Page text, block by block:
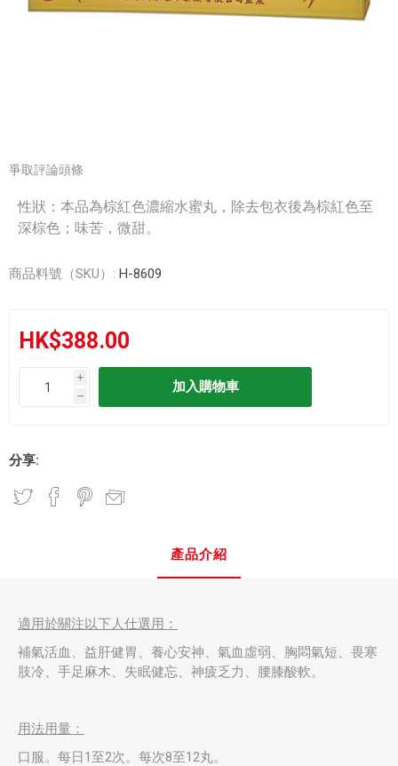
爭取評論頭條
性狀：本品為棕紅色濃縮水蜜丸，除去包衣後為棕紅色至
深棕色；味苦，微甜。
商品料號（SKU）: H-8609
HK$388.00
i
h
分享:
產品介紹
適用於關注以下人仕選用：
補氣活血、益肝健胃、養心安神、氣血虛弱、胸悶氣短、畏寒
肢冷、手足麻木、失眠健忘、神疲乏力、腰膝酸軟。
用法用量：
口服。每日1至2次。每次8至12丸。